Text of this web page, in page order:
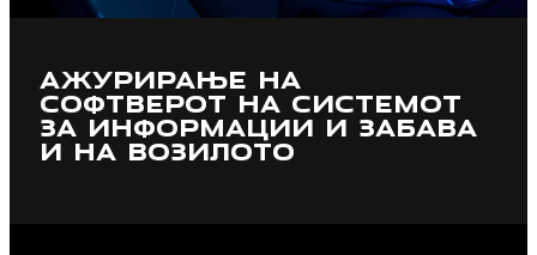
АЖУРИРАЊЕ НА
СОФТВЕРОТ НА СИСТЕМОТ
ЗА ИНФОРМАЦИИ И ЗАБАВА
И НА ВОЗИЛОТО